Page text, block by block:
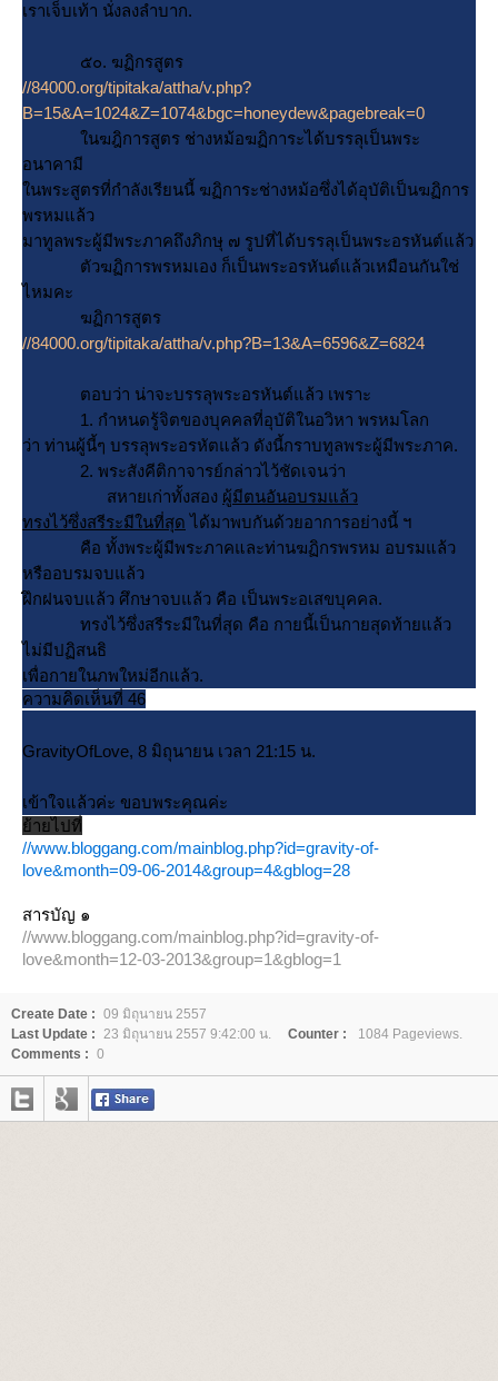
เราเจ็บเท้า นั่งลงลำบาก.
๕๐. ฆฏิกรสูตร
//84000.org/tipitaka/attha/v.php?
B=15&A=1024&Z=1074&bgc=honeydew&pagebreak=0
นฆฎิการสูตร ช่างหม้อฆฏิการะได้บรรลุเป็นพระ
อนาคามี
นพระสูตรที่กำลังเรียนนี้ ฆฏิการะช่างหม้อซึ่งได้อุบัติเป็นฆฏิการ
พรหมแล้ว
มาทูลพระผู้มีพระภาคถึงภิกษุ ๗ รูปที่ได้บรรลุเป็นพระอรหันต์แล้ว
ตัวฆฏิการพรหมเอง ก็เป็นพระอรหันต์แล้วเหมือนกันใช่
ไหมคะ
ฆฏิการสูตร
//84000.org/tipitaka/attha/v.php?B=13&A=6596&Z=6824
ตอบว่า น่าจะบรรลุพระอรหันต์แล้ว เพราะ
1. กำหนดรู้จิตของบุคคลที่อุบัติในอวิหา พรหมโลก
ว่า ท่านผู้นี้ๆ บรรลุพระอรหัตแล้ว ดังนี้กราบทูลพระผู้มีพระภาค.
2. พระสังคีติกาจารย์กล่าวไว้ชัดเจนว่า
สหายเก่าทั้งสอง ผู้มีตนอันอบรมแล้ว
ทรงไว้ซึ่งสรีระมีในที่สุด ได้มาพบกันด้วยอาการอย่างนี้ ฯ
คือ ทั้งพระผู้มีพระภาคและท่านฆฏิกรพรหม อบรมแล้ว
หรืออบรมจบแล้ว
ฝึกฝนจบแล้ว ศึกษาจบแล้ว คือ เป็นพระอเสขบุคคล.
ทรงไว้ซึ่งสรีระมีในที่สุด คือ กายนี้เป็นกายสุดท้ายแล้ว
ไม่มีปฏิสนธิ
เพื่อกายในภพใหม่อีกแล้ว.
ความคิดเห็นที่ 46
GravityOfLove, 8 มิถุนายน เวลา 21:15 น.
เข้าใจแล้วค่ะ ขอบพระคุณค่ะ
้ายไปที่
//www.bloggang.com/mainblog.php?id=gravity-of-
love&month=09-06-2014&group=4&gblog=28
สารบัญ ๑
//www.bloggang.com/mainblog.php?id=gravity-of-
love&month=12-03-2013&group=1&gblog=1
Create Date : 09 มิถุนายน 2557
Last Update : 23 มิถุนายน 2557 9:42:00 น. Counter :
1084 Pageviews.
Comments : 0